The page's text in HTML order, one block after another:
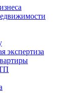
экспертиза